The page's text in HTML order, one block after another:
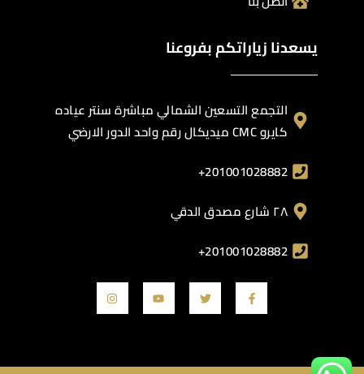
يسعدنا زياراتكم بفروعنا
التجمع التسعين الشمالي مباشرة سنتر عياده
كايرو CMC ميديكال رقم واحد الدور الارضي
201001028882+
٢٨ شارع مصدق الدقي
201001028882+